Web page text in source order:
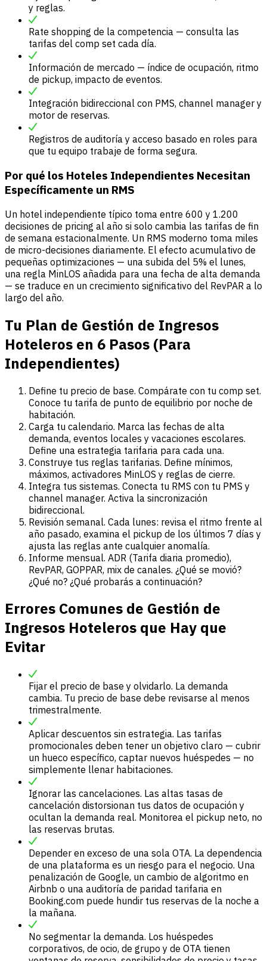
y reglas.
Rate shopping de la competencia — consulta las
tarifas del comp set cada día.
Información de mercado — índice de ocupación, ritmo
de pickup, impacto de eventos.
Integración bidireccional con PMS, channel manager y
motor de reservas.
Registros de auditoría y acceso basado en roles para
que tu equipo trabaje de forma segura.
Por qué los Hoteles Independientes Necesitan
Específicamente un RMS
Un hotel independiente típico toma entre 600 y 1.200
decisiones de pricing al año si solo cambia las tarifas de fin
de semana estacionalmente. Un RMS moderno toma miles
de micro-decisiones diariamente. El efecto acumulativo de
pequeñas optimizaciones — una subida del 5% el lunes,
una regla MinLOS añadida para una fecha de alta demanda
— se traduce en un crecimiento significativo del RevPAR a lo
largo del año.
Tu Plan de Gestión de Ingresos
Hoteleros en 6 Pasos (Para
Independientes)
Define tu precio de base. Compárate con tu comp set.
Conoce tu tarifa de punto de equilibrio por noche de
habitación.
Carga tu calendario. Marca las fechas de alta
demanda, eventos locales y vacaciones escolares.
Define una estrategia tarifaria para cada una.
Construye tus reglas tarifarias. Define mínimos,
máximos, activadores MinLOS y reglas de cierre.
Integra tus sistemas. Conecta tu RMS con tu PMS y
channel manager. Activa la sincronización
bidireccional.
Revisión semanal. Cada lunes: revisa el ritmo frente al
año pasado, examina el pickup de los últimos 7 días y
ajusta las reglas ante cualquier anomalía.
Informe mensual. ADR (Tarifa diaria promedio),
RevPAR, GOPPAR, mix de canales. ¿Qué se movió?
¿Qué no? ¿Qué probarás a continuación?
Errores Comunes de Gestión de
Ingresos Hoteleros que Hay que
Evitar
Fijar el precio de base y olvidarlo. La demanda
cambia. Tu precio de base debe revisarse al menos
trimestralmente.
Aplicar descuentos sin estrategia. Las tarifas
promocionales deben tener un objetivo claro — cubrir
un hueco específico, captar nuevos huéspedes — no
simplemente llenar habitaciones.
Ignorar las cancelaciones. Las altas tasas de
cancelación distorsionan tus datos de ocupación y
ocultan la demanda real. Monitorea el pickup neto, no
las reservas brutas.
Depender en exceso de una sola OTA. La dependencia
de una plataforma es un riesgo para el negocio. Una
penalización de Google, un cambio de algoritmo en
Airbnb o una auditoría de paridad tarifaria en
Booking.com puede hundir tus reservas de la noche a
la mañana.
No segmentar la demanda. Los huéspedes
corporativos, de ocio, de grupo y de OTA tienen